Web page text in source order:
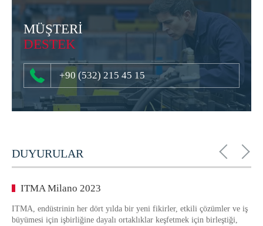
MÜŞTERİ
DESTEK
+90 (532) 215 45 15
DUYURULAR
ITMA Milano 2023
ITMA, endüstrinin her dört yılda bir yeni fikirler, etkili çözümler ve iş
büyümesi için işbirliğine dayalı ortaklıklar keşfetmek için birleştiği,